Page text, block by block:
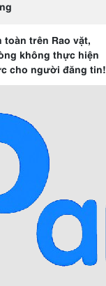
toàn trên Rao vặt,
không thực hiện
cho người đăng tin!